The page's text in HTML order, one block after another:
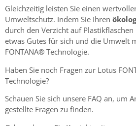
Gleichzeitig leisten Sie einen
Umweltschutz. Indem Sie Ihren
durch den Verzicht auf
etwas Gutes für sich und die Umwelt
FONTANA® Technologie.
Haben Sie noch Fragen zur Lotus
Technologie?
Schauen Sie sich unsere FAQ an, um
gestellte Fragen zu finden.